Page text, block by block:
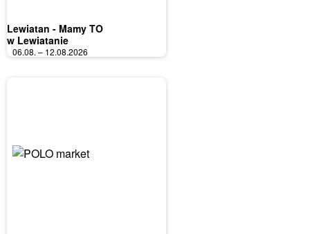
Lewiatan - Mamy TO
w Lewiatanie
06.08. – 12.08.2026